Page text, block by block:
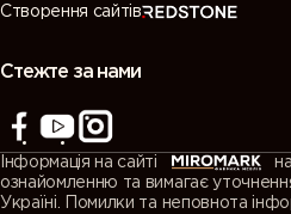
Створення сайтів
Стежте за нами
Інформація на сайті
ознайомленню та вимагає
Україні. Помилки та неповнота